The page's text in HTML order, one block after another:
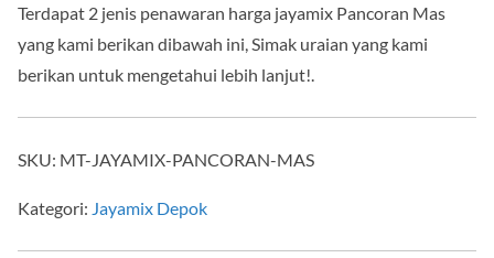
Terdapat 2 jenis penawaran harga jayamix Pancoran Mas
yang kami berikan dibawah ini, Simak uraian yang kami
berikan untuk mengetahui lebih lanjut!.
SKU: MT-JAYAMIX-PANCORAN-MAS
Kategori: Jayamix Depok